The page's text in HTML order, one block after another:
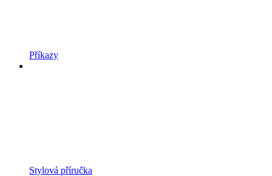
Příkazy
Stylová příručka